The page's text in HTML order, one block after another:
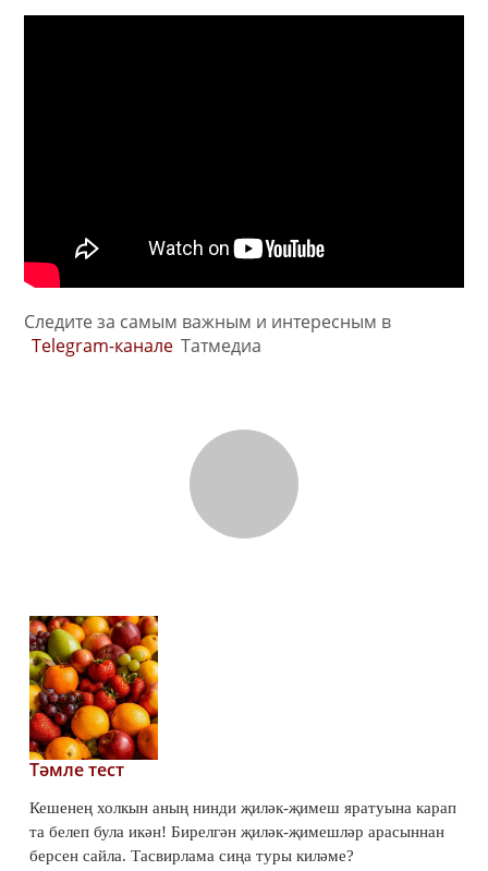
Следите за самым важным и интересным в
Telegram-канале Татмедиа
Тәмле тест
Кешенең холкын аның нинди җиләк-җимеш яратуына карап
та белеп була икән! Бирелгән җиләк-җимешләр арасыннан
берсен сайла. Тасвирлама сиңа туры киләме?